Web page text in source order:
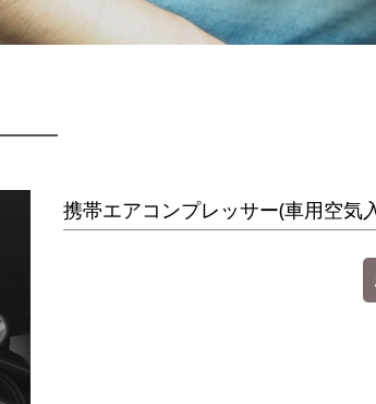
携帯エアコンプレッサー(車用空気